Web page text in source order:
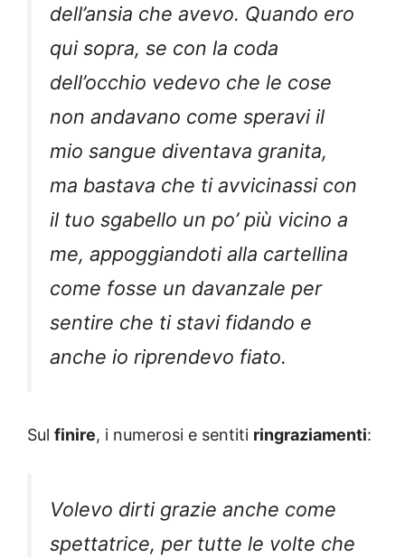
dell’ansia che avevo. Quando ero
qui sopra, se con la coda
dell’occhio vedevo che le cose
non andavano come speravi il
mio sangue diventava granita,
ma bastava che ti avvicinassi con
il tuo sgabello un po’ più vicino a
me, appoggiandoti alla cartellina
come fosse un davanzale per
sentire che ti stavi fidando e
anche io riprendevo fiato.
Sul finire, i numerosi e sentiti ringraziamenti:
Volevo dirti grazie anche come
spettatrice, per tutte le volte che